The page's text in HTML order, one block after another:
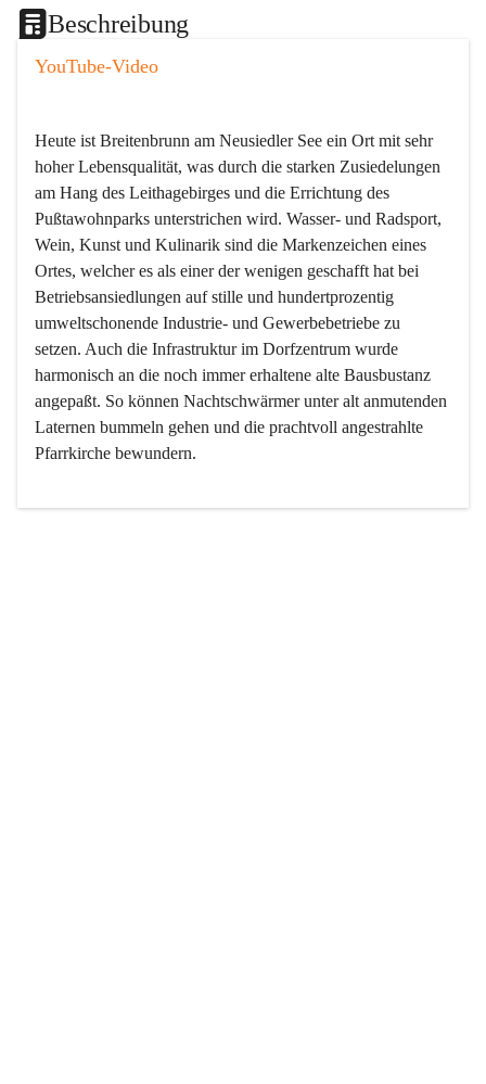
Beschreibung
YouTube-Video
Heute ist Breitenbrunn am Neusiedler See ein Ort mit sehr
hoher Lebensqualität, was durch die starken Zusiedelungen
am Hang des Leithagebirges und die Errichtung des
Pußtawohnparks unterstrichen wird. Wasser- und Radsport,
Wein, Kunst und Kulinarik sind die Markenzeichen eines
Ortes, welcher es als einer der wenigen geschafft hat bei
Betriebsansiedlungen auf stille und hundertprozentig
umweltschonende Industrie- und Gewerbebetriebe zu
setzen. Auch die Infrastruktur im Dorfzentrum wurde
harmonisch an die noch immer erhaltene alte Bausbustanz
angepaßt. So können Nachtschwärmer unter alt anmutenden
Laternen bummeln gehen und die prachtvoll angestrahlte
Pfarrkirche bewundern.
Der Weinbau dominert heute nicht mehr, ist aber integrativer